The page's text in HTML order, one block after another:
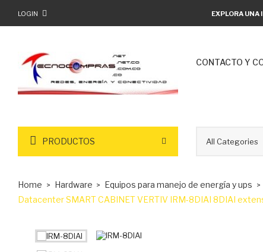
EXPLORA UNA
LOGIN
CONTACTO Y
PRODUCTOS
Home Hardware
Equipos para manejo de energía y ups
Datacenter SMART CABINET VERTIV IRM-8DIAI 8DIAI